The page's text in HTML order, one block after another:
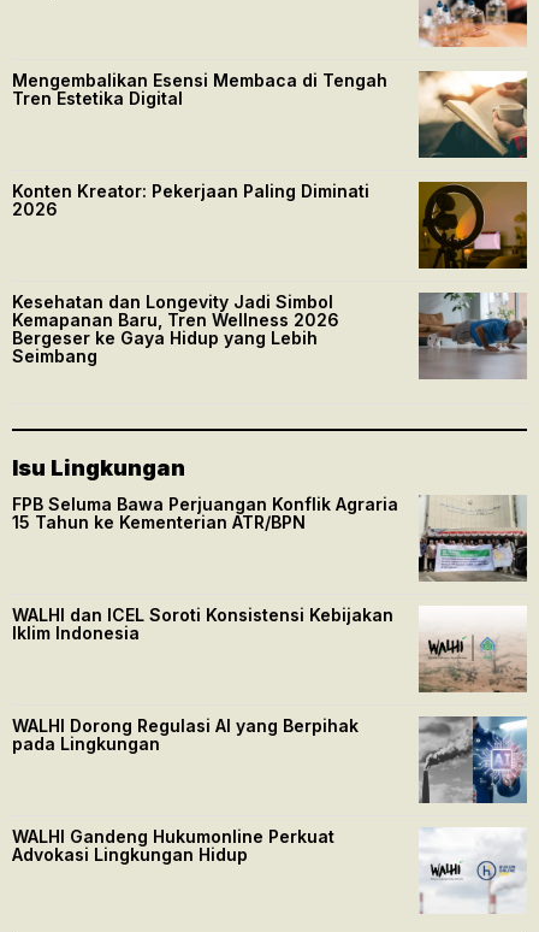
Mengembalikan Esensi Membaca di Tengah
Tren Estetika Digital
Konten Kreator: Pekerjaan Paling Diminati
2026
Kesehatan dan Longevity Jadi Simbol
Kemapanan Baru, Tren Wellness 2026
Bergeser ke Gaya Hidup yang Lebih
Seimbang
Isu Lingkungan
FPB Seluma Bawa Perjuangan Konflik Agraria
15 Tahun ke Kementerian ATR/BPN
WALHI dan ICEL Soroti Konsistensi Kebijakan
Iklim Indonesia
WALHI Dorong Regulasi AI yang Berpihak
pada Lingkungan
WALHI Gandeng Hukumonline Perkuat
Advokasi Lingkungan Hidup